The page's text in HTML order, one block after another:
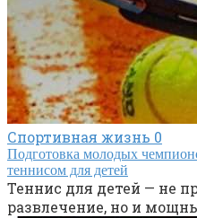
Спортивная жизнь 0
Подготовка молодых
теннисом для детей
Теннис для детей — не
развлечение, но и